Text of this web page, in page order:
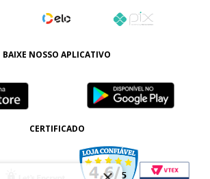
BAIXE NOSSO APLICATIVO
CERTIFICADO